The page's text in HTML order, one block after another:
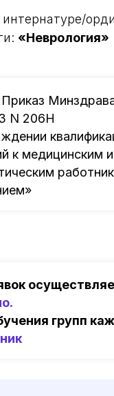
«Неврология»
Приказ
N 206Н
к медицинским и
групп